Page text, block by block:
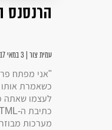
הרנסנס
עמית צור | 3 במאי 2017
"אני מפתח
כשאמרת אותו
לעצמו שאתה
מערכות